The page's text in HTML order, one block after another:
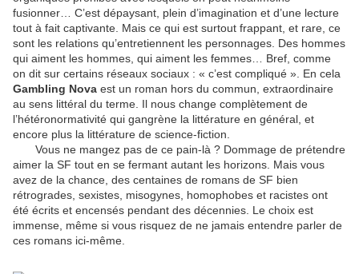
fusionner… C’est dépaysant, plein d’imagination et d’une lecture
tout à fait captivante. Mais ce qui est surtout frappant, et rare, ce
sont les relations qu’entretiennent les personnages. Des hommes
qui aiment les hommes, qui aiment les femmes… Bref, comme
on dit sur certains réseaux sociaux : « c’est compliqué ». En cela
Gambling Nova est un roman hors du commun, extraordinaire
au sens littéral du terme. Il nous change complètement de
l’hétéronormativité qui gangrène la littérature en général, et
encore plus la littérature de science-fiction.
Vous ne mangez pas de ce pain-là ? Dommage de prétendre
aimer la SF tout en se fermant autant les horizons. Mais vous
avez de la chance, des centaines de romans de SF bien
rétrogrades, sexistes, misogynes, homophobes et racistes ont
été écrits et encensés pendant des décennies. Le choix est
immense, même si vous risquez de ne jamais entendre parler de
ces romans ici-même.